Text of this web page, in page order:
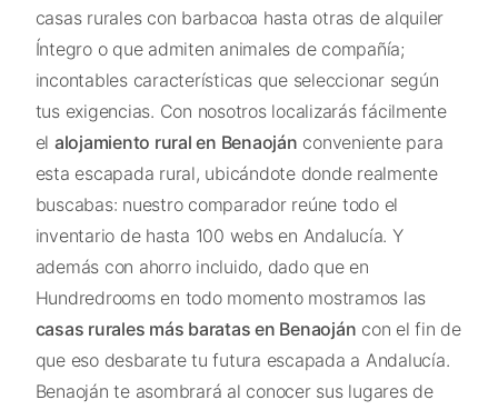
casas rurales con barbacoa hasta otras de alquiler
Íntegro o que admiten animales de compañía;
incontables características que seleccionar según
tus exigencias. Con nosotros localizarás fácilmente
el alojamiento rural en Benaoján conveniente para
esta escapada rural, ubicándote donde realmente
buscabas: nuestro comparador reúne todo el
inventario de hasta 100 webs en Andalucía. Y
además con ahorro incluido, dado que en
Hundredrooms en todo momento mostramos las
casas rurales más baratas en Benaoján con el fin de
que eso desbarate tu futura escapada a Andalucía.
Benaoján te asombrará al conocer sus lugares de